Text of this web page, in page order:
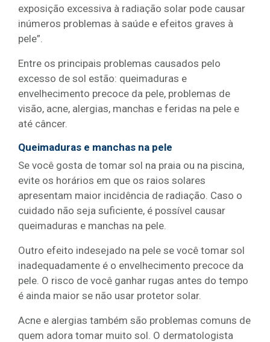
exposição excessiva à radiação solar pode causar
inúmeros problemas à saúde e efeitos graves à
pele”.
Entre os principais problemas causados pelo
excesso de sol estão: queimaduras e
envelhecimento precoce da pele, problemas de
visão, acne, alergias, manchas e feridas na pele e
até câncer.
Queimaduras e manchas na pele
Se você gosta de tomar sol na praia ou na piscina,
evite os horários em que os raios solares
apresentam maior incidência de radiação. Caso o
cuidado não seja suficiente, é possível causar
queimaduras e manchas na pele.
Outro efeito indesejado na pele se você tomar sol
inadequadamente é o envelhecimento precoce da
pele. O risco de você ganhar rugas antes do tempo
é ainda maior se não usar protetor solar.
Acne e alergias também são problemas comuns de
quem adora tomar muito sol. O dermatologista